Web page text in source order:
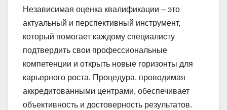
Независимая оценка квалификации – это
актуальный и перспективный инструмент,
который помогает каждому специалисту
подтвердить свои профессиональные
компетенции и открыть новые горизонты для
карьерного роста. Процедура, проводимая
аккредитованными центрами, обеспечивает
объективность и достоверность результатов.